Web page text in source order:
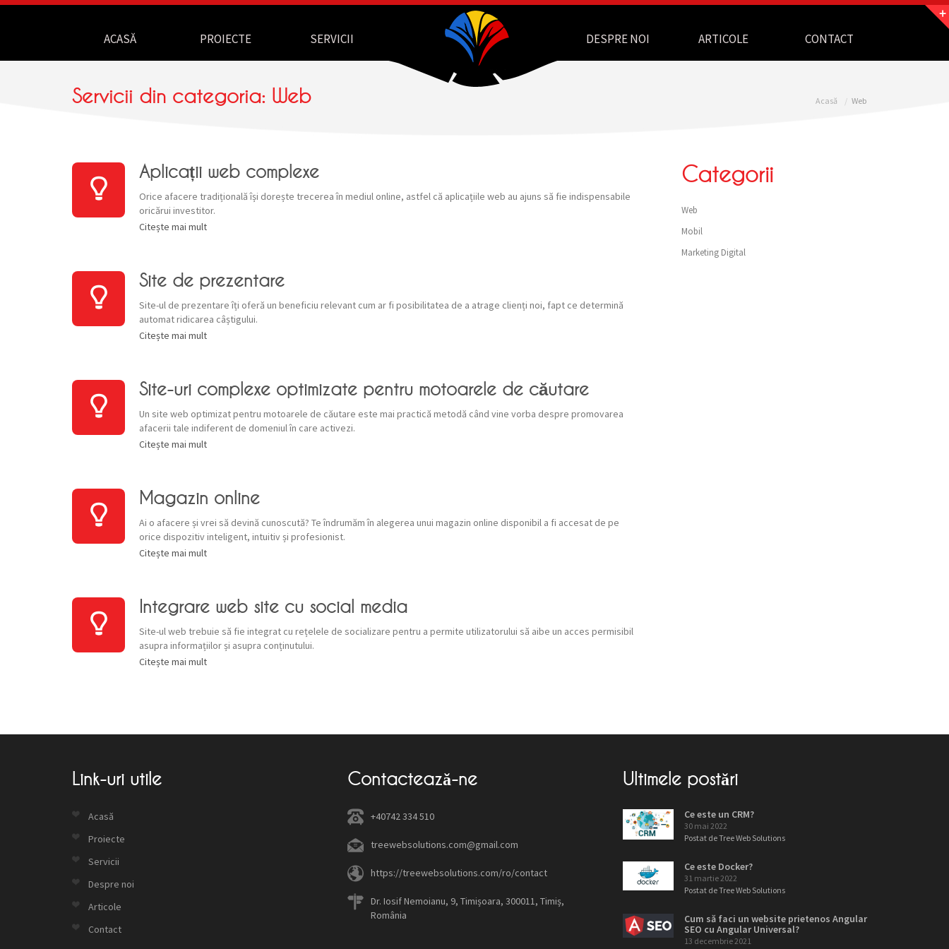
Navigație
ACASĂ PROIECTE SERVICII DESPRE NOI ARTICOLE CONTACT
Servicii din categoria: Web Acasă Web
Aplicații web complexe
Orice afacere tradițională își dorește trecerea în mediul online, astfel că aplicațiile web au ajuns să fie indispensabile
oricărui investitor.
Citește mai mult
Site de prezentare
Site-ul de prezentare îți oferă un beneficiu relevant cum ar fi posibilitatea de a atrage clienți noi, fapt ce determină
automat ridicarea câștigului.
Citește mai mult
Site-uri complexe optimizate pentru motoarele de căutare
Un site web optimizat pentru motoarele de căutare este mai practică metodă când vine vorba despre promovarea
afacerii tale indiferent de domeniul în care activezi.
Citește mai mult
Magazin online
Ai o afacere și vrei să devină cunoscută? Te îndrumăm în alegerea unui magazin online disponibil a fi accesat de pe
orice dispozitiv inteligent, intuitiv și profesionist.
Citește mai mult
Integrare web site cu social media
Site-ul web trebuie să fie integrat cu rețelele de socializare pentru a permite utilizatorului să aibe un acces permisibil
asupra informațiilor și asupra conținutului.
Citește mai mult
Categorii
Web
Mobil
Marketing Digital
Link-uri utile
Acasă
Proiecte
Servicii
Despre noi
Articole
Contact
Contactează-ne
+40742 334 510
treewebsolutions.com@gmail.com
https://treewebsolutions.com/ro/contact
Dr. Iosif Nemoianu, 9, Timișoara, 300011, Timiș,
România
Ultimele postări
Ce este un CRM?
30 mai 2022
Postat de Tree Web Solutions
Ce este Docker?
31 martie 2022
Postat de Tree Web Solutions
Cum să faci un website prietenos Angular
SEO cu Angular Universal?
13 decembrie 2021